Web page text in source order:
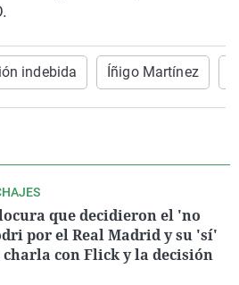
indebida Íñigo Martínez
que decidieron el 'no
por el Real Madrid y su 'sí'
con Flick y la decisión